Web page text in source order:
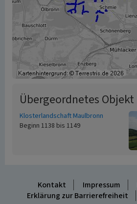
Übergeordnetes Objekt
Klosterlandschaft Maulbronn
Beginn 1138 bis 1149
Kontakt Impressum
Erklärung zur Barrierefreiheit